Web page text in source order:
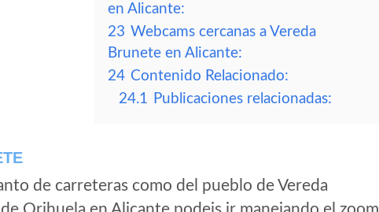
en Alicante:
23 Webcams cercanas a Vereda
Brunete en Alicante:
24 Contenido Relacionado:
24.1 Publicaciones relacionadas:
de carreteras como del pueblo de Vereda